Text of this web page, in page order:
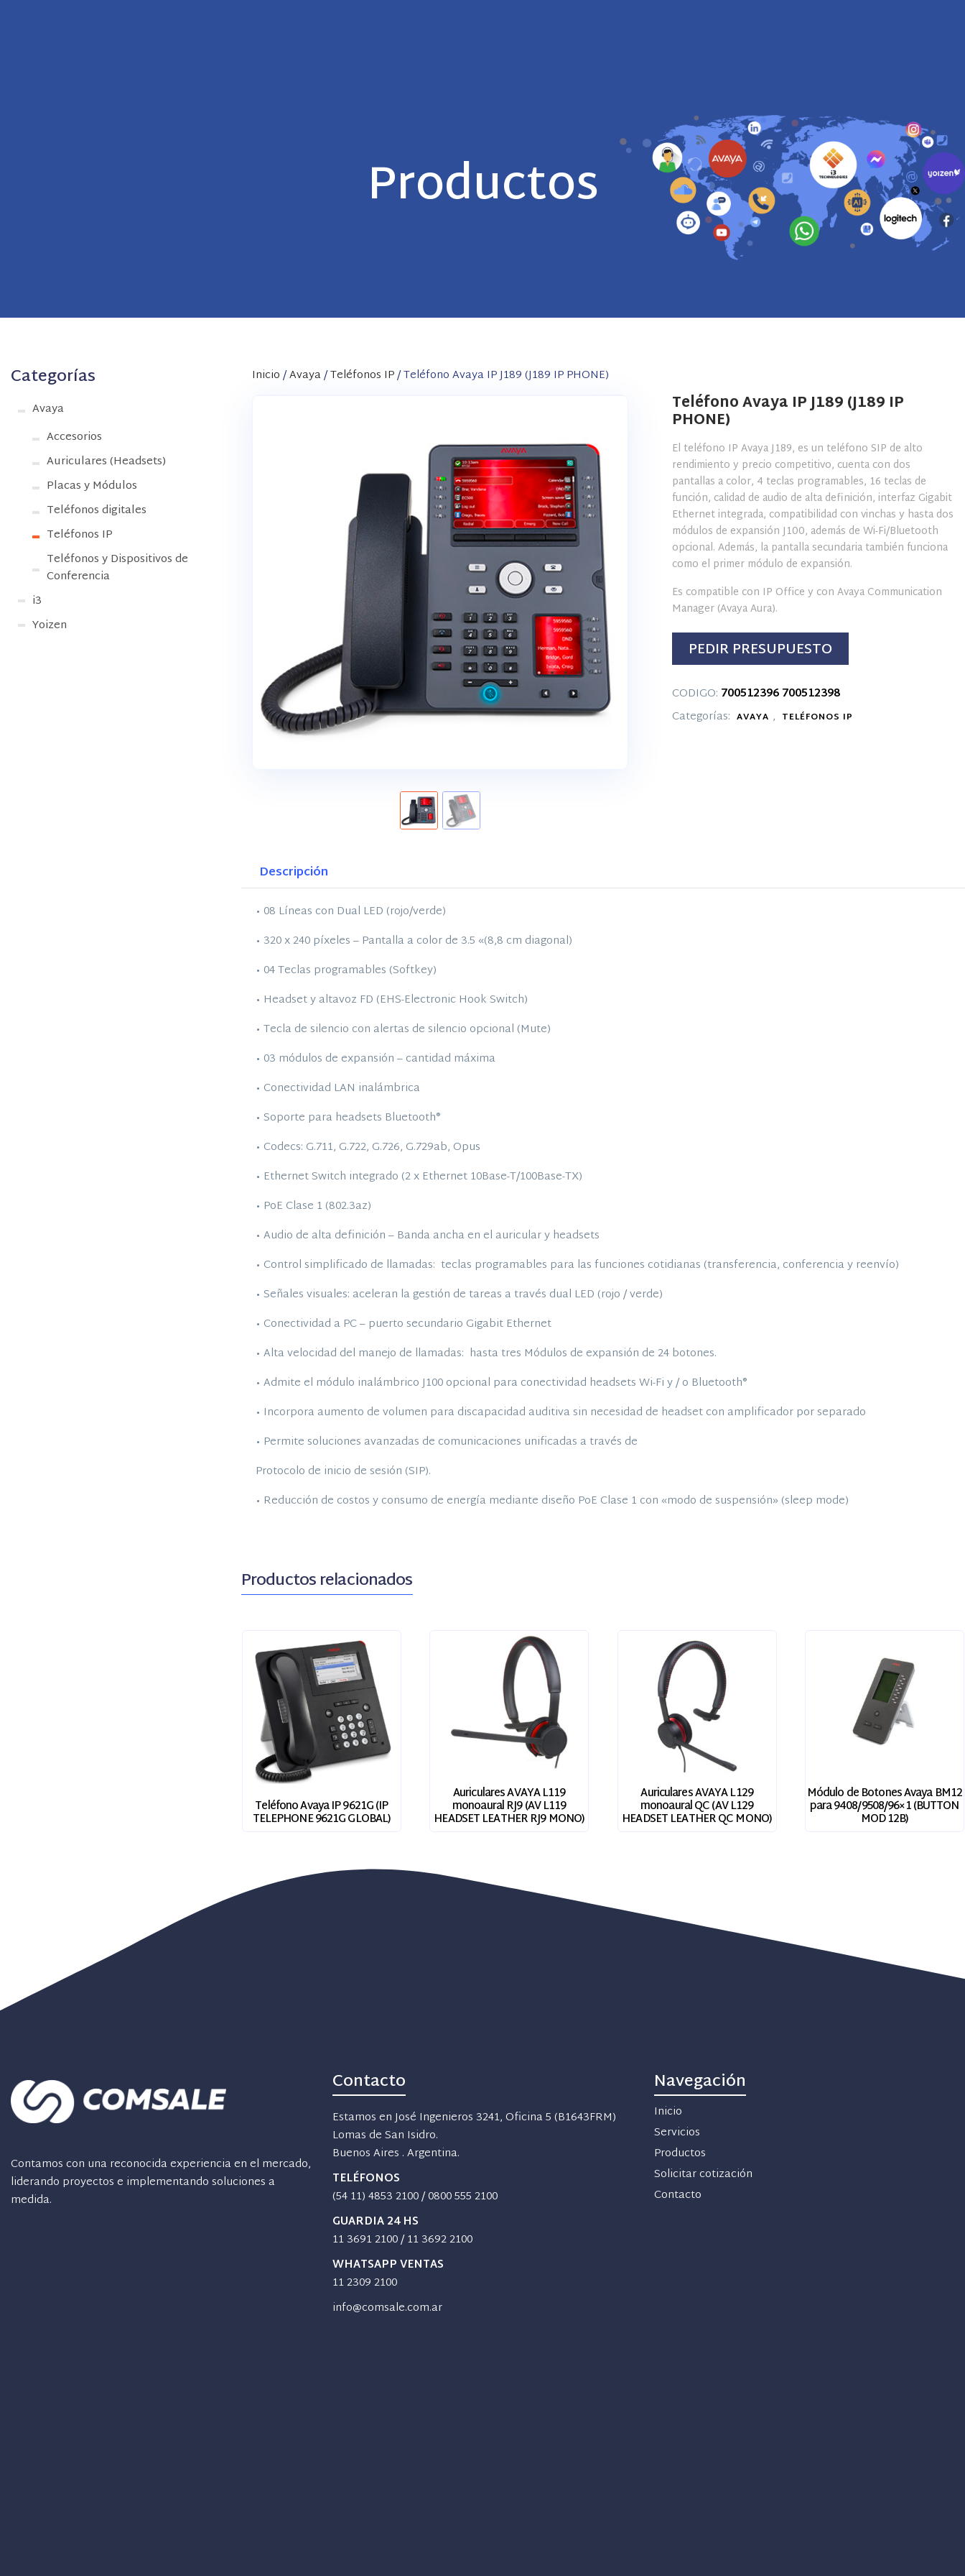
Productos
Categorías
Avaya
Accesorios
Auriculares (Headsets)
Placas y Módulos
Teléfonos digitales
Teléfonos IP
Teléfonos y Dispositivos de
Conferencia
i3
Yoizen
Inicio/Avaya/Teléfonos IP/ Teléfono Avaya IP J189 (J189 IP PHONE)
Teléfono Avaya IP J189 (J189 IP
PHONE)
El teléfono IP Avaya J189, es un teléfono SIP de alto
rendimiento y precio competitivo, cuenta con dos
pantallas a color, 4 teclas programables, 16 teclas de
función, calidad de audio de alta definición, interfaz Gigabit
Ethernet integrada, compatibilidad con vinchas y hasta dos
módulos de expansión J100, además de Wi-Fi/Bluetooth
opcional. Además, la pantalla secundaria también funciona
como el primer módulo de expansión.
Es compatible con IP Office y con Avaya Communication
Manager (Avaya Aura).
PEDIR PRESUPUESTO
CODIGO: 700512396700512398
Categorías: AVAYA , TELÉFONOS IP
Descripción
• 08 Líneas con Dual LED (rojo/verde)
• 320 x 240 píxeles – Pantalla a color de 3.5 «(8,8 cm diagonal)
• 04 Teclas programables (Softkey)
• Headset y altavoz FD (EHS-Electronic Hook Switch)
• Tecla de silencio con alertas de silencio opcional (Mute)
• 03 módulos de expansión – cantidad máxima
• Conectividad LAN inalámbrica
• Soporte para headsets Bluetooth®
• Codecs: G.711, G.722, G.726, G.729ab, Opus
• Ethernet Switch integrado (2 x Ethernet 10Base-T/100Base-TX)
• PoE Clase 1 (802.3az)
• Audio de alta definición – Banda ancha en el auricular y headsets
• Control simplificado de llamadas: teclas programables para las funciones cotidianas (transferencia, conferencia y reenvío)
• Señales visuales: aceleran la gestión de tareas a través dual LED (rojo / verde)
• Conectividad a PC – puerto secundario Gigabit Ethernet
• Alta velocidad del manejo de llamadas: hasta tres Módulos de expansión de 24 botones.
• Admite el módulo inalámbrico J100 opcional para conectividad headsets Wi-Fi y / o Bluetooth®
• Incorpora aumento de volumen para discapacidad auditiva sin necesidad de headset con amplificador por separado
• Permite soluciones avanzadas de comunicaciones unificadas a través de
Protocolo de inicio de sesión (SIP).
• Reducción de costos y consumo de energía mediante diseño PoE Clase 1 con «modo de suspensión» (sleep mode)
Productos relacionados
Teléfono Avaya IP 9621G (IP
TELEPHONE 9621G GLOBAL)
Auriculares AVAYA L119
monoaural RJ9 (AV L119
HEADSET LEATHER RJ9 MONO)
Auriculares AVAYA L129
monoaural QC (AV L129
HEADSET LEATHER QC MONO)
Módulo de Botones Avaya BM12
para 9408/9508/96×1 (BUTTON
MOD 12B)
Contamos con una reconocida experiencia en el mercado,
liderando proyectos e implementando soluciones a
medida.
Contacto
Estamos en José Ingenieros 3241, Oficina 5 (B1643FRM)
Lomas de San Isidro.
Buenos Aires . Argentina.
TELÉFONOS
(54 11) 4853 2100/0800 555 2100
GUARDIA 24 HS
11 3691 2100/11 3692 2100
WHATSAPP VENTAS
11 2309 2100
info@comsale.com.ar
Navegación
Inicio
Servicios
Productos
Solicitar cotización
Contacto